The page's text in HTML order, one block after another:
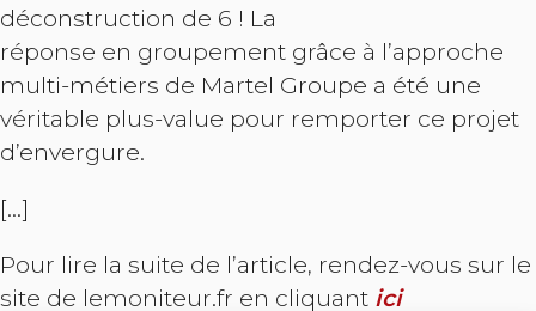
déconstruction de 6 ! La
réponse en groupement grâce à l’approche
multi-métiers de Martel Groupe a été une
véritable plus-value pour remporter ce projet
d’envergure.
[…]
Pour lire la suite de l’article, rendez-vous sur le
site de lemoniteur.fr en cliquant ici